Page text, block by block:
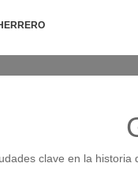
clave en la